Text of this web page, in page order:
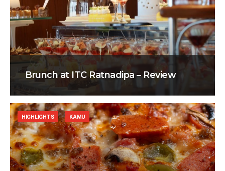
Brunch at ITC Ratnadipa – Review
HIGHLIGHTS KAMU